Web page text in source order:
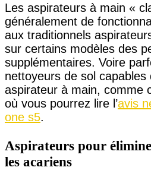
Les aspirateurs à main «
généralement de
aux traditionnels
sur certains modèles des
supplémentaires. Voire
nettoyeurs de sol
aspirateur à main, comme
où vous pourrez lire l’avis
one s5.
Aspirateurs pour
les acariens